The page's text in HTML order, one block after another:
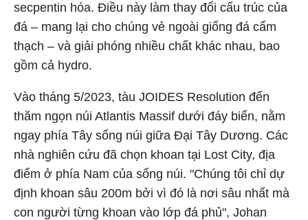
secpentin hóa. Điều này làm thay đổi cấu trúc của
đá – mang lại cho chúng vẻ ngoài giống đá cẩm
thạch – và giải phóng nhiều chất khác nhau, bao
gồm cả hydro.
Vào tháng 5/2023, tàu JOIDES Resolution đến
thăm ngọn núi Atlantis Massif dưới đáy biển, nằm
ngay phía Tây sống núi giữa Đại Tây Dương. Các
nhà nghiên cứu đã chọn khoan tại Lost City, địa
điểm ở phía Nam của sống núi. "Chúng tôi chỉ dự
định khoan sâu 200m bởi vì đó là nơi sâu nhất mà
con người từng khoan vào lớp đá phủ", Johan